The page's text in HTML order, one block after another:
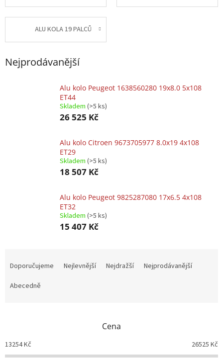
ALU KOLA 19 PALCŮ
Nejprodávanější
Alu kolo Peugeot 1638560280 19x8.0 5x108
ET44
Skladem (>5 ks)
26 525 Kč
Alu kolo Citroen 9673705977 8.0x19 4x108
ET29
Skladem (>5 ks)
18 507 Kč
Alu kolo Peugeot 9825287080 17x6.5 4x108
ET32
Skladem (>5 ks)
15 407 Kč
o
d
Doporučujeme Nejlevnější Nejdražší
Nejprodávanější
Abecedně
Cena
13254Kč 26525 Kč